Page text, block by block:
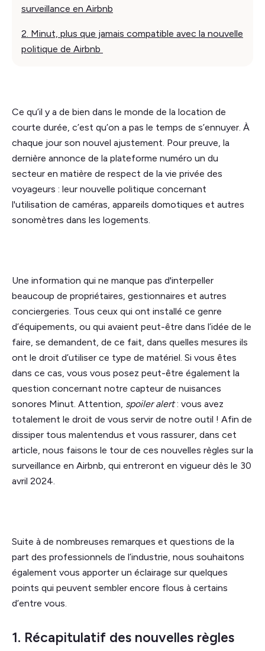
surveillance en Airbnb
2. Minut, plus que jamais compatible avec la nouvelle
politique de Airbnb
Ce qu’il y a de bien dans le monde de la location de
courte durée, c’est qu’on a pas le temps de s’ennuyer. À
chaque jour son nouvel ajustement. Pour preuve, la
dernière annonce de la plateforme numéro un du
secteur en matière de respect de la vie privée des
voyageurs : leur nouvelle politique concernant
l'utilisation de caméras, appareils domotiques et autres
sonomètres dans les logements.
Une information qui ne manque pas d'interpeller
beaucoup de propriétaires, gestionnaires et autres
conciergeries. Tous ceux qui ont installé ce genre
d’équipements, ou qui avaient peut-être dans l’idée de le
faire, se demandent, de ce fait, dans quelles mesures ils
ont le droit d’utiliser ce type de matériel. Si vous êtes
dans ce cas, vous vous posez peut-être également la
question concernant notre capteur de nuisances
sonores Minut. Attention, spoiler alert: vous avez
totalement le droit de vous servir de notre outil ! Afin de
dissiper tous malentendus et vous rassurer, dans cet
article, nous faisons le tour de ces nouvelles règles sur la
surveillance en Airbnb, qui entreront en vigueur dès le 30
avril 2024.
Suite à de nombreuses remarques et questions de la
part des professionnels de l’industrie, nous souhaitons
également vous apporter un éclairage sur quelques
points qui peuvent sembler encore flous à certains
d’entre vous.
1. Récapitulatif des nouvelles règles